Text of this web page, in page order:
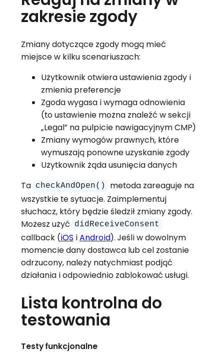
zakresie zgody
Zmiany dotyczące zgody mogą mieć
miejsce w kilku scenariuszach:
Użytkownik otwiera ustawienia zgody i
zmienia preferencje
Zgoda wygasa i wymaga odnowienia
(to ustawienie można znaleźć w sekcji
„Legal” na pulpicie nawigacyjnym CMP)
Zmiany wymogów prawnych, które
wymuszają ponowne uzyskanie zgody
Użytkownik żąda usunięcia danych
Ta checkAndOpen()
metoda zareaguje na
wszystkie te sytuacje. Zaimplementuj
słuchacz, który będzie śledził zmiany zgody.
Możesz użyć
didReceiveConsent
callback (iOS iAndroid). Jeśli w dowolnym
momencie dany dostawca lub cel zostanie
odrzucony, należy natychmiast podjąć
działania i odpowiednio zablokować usługi.
Lista kontrolna do
testowania
Testy funkcjonalne